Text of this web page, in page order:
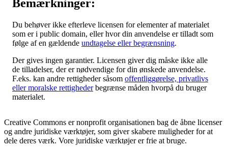
Bemærkninger:
Du behøver ikke efterleve licensen for elementer af materialet
som er i public domain, eller hvor din anvendelse er tilladt som
følge af en gældende undtagelse eller begrænsning.
Der gives ingen garantier. Licensen giver dig måske ikke alle
de tilladelser, der er nødvendige for din ønskede anvendelse.
F.eks. kan andre rettigheder såsom offentliggørelse, privatlivs
eller moralske rettighederbegrænse måden hvorpå du bruger
materialet.
Creative Commons er nonprofit organisationen bag de åbne licenser
og andre juridiske værktøjer, som giver skabere muligheder for at
dele deres værk. Vore juridiske værktøjer er frie at bruge.